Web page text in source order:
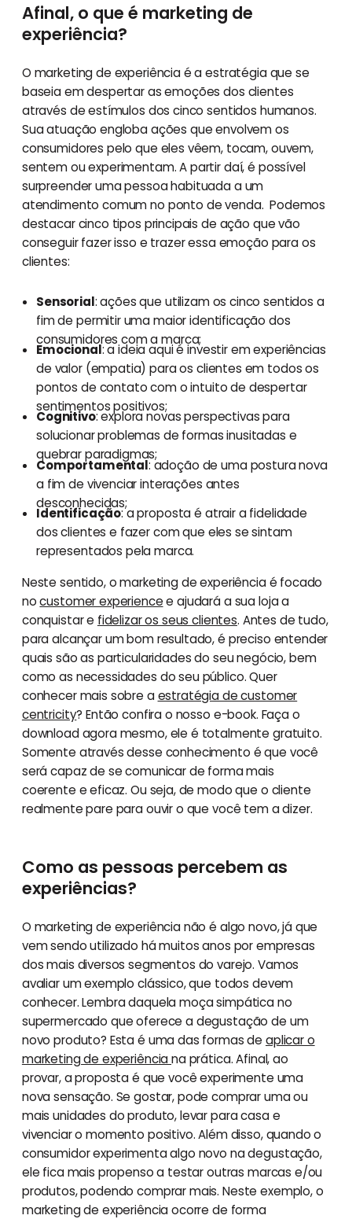
Afinal, o que é marketing de
experiência?
O marketing de experiência é a estratégia que se
baseia em despertar as emoções dos clientes
através de estímulos dos cinco sentidos humanos.
Sua atuação engloba ações que envolvem os
consumidores pelo que eles vêem, tocam, ouvem,
sentem ou experimentam. A partir daí, é possível
surpreender uma pessoa habituada a um
atendimento comum no ponto de venda. Podemos
destacar cinco tipos principais de ação que vão
conseguir fazer isso e trazer essa emoção para os
clientes:
Sensorial: ações que utilizam os cinco sentidos a
fim de permitir uma maior identificação dos
consumidores com a marca;
Emocional: a ideia aqui é investir em experiências
de valor (empatia) para os clientes em todos os
pontos de contato com o intuito de despertar
sentimentos positivos;
Cognitivo: explora novas perspectivas para
solucionar problemas de formas inusitadas e
quebrar paradigmas;
Comportamental: adoção de uma postura nova
a fim de vivenciar interações antes
desconhecidas;
Identificação: a proposta é atrair a fidelidade
dos clientes e fazer com que eles se sintam
representados pela marca.
Neste sentido, o marketing de experiência é focado
nocustomer experiencee ajudará a sua loja a
conquistar e fidelizar os seus clientes. Antes de tudo,
para alcançar um bom resultado, é preciso entender
quais são as particularidades do seu negócio, bem
como as necessidades do seu público. Quer
conhecer mais sobre aestratégia de customer
centricity? Então confira o nosso e-book. Faça o
download agora mesmo, ele é totalmente gratuito.
Somente através desse conhecimento é que você
será capaz de se comunicar de forma mais
coerente e eficaz. Ou seja, de modo que o cliente
realmente pare para ouvir o que você tem a dizer.
Como as pessoas percebem as
experiências?
O marketing de experiência não é algo novo, já que
vem sendo utilizado há muitos anos por empresas
dos mais diversos segmentos do varejo. Vamos
avaliar um exemplo clássico, que todos devem
conhecer. Lembra daquela moça simpática no
supermercado que oferece a degustação de um
novo produto? Esta é uma das formas de aplicar o
marketing de experiênciana prática. Afinal, ao
provar, a proposta é que você experimente uma
nova sensação. Se gostar, pode comprar uma ou
mais unidades do produto, levar para casa e
vivenciar o momento positivo. Além disso, quando o
consumidor experimenta algo novo na degustação,
ele fica mais propenso a testar outras marcas e/ou
produtos, podendo comprar mais. Neste exemplo, o
marketing de experiência ocorre de forma